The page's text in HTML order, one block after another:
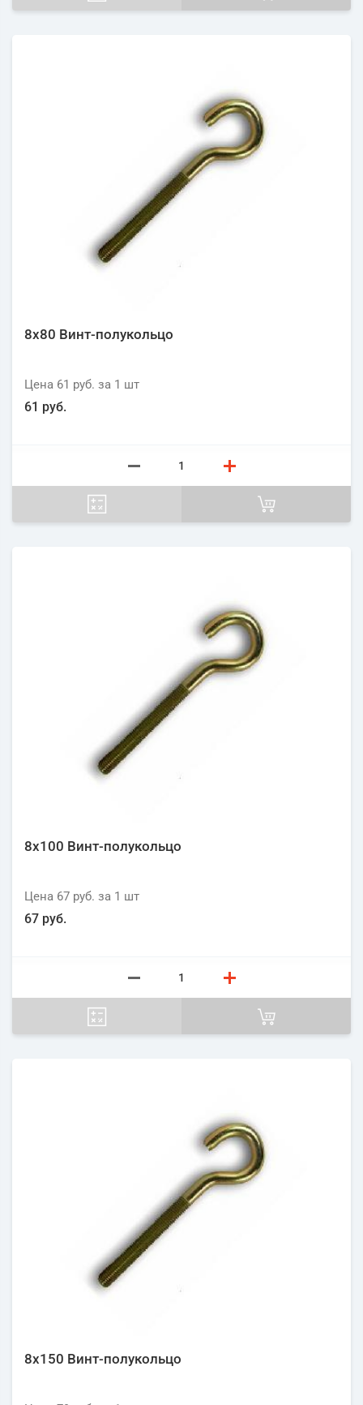
8х80 Винт-полукольцо
Цена 61 руб. за 1 шт
61 руб.
8х100 Винт-полукольцо
Цена 67 руб. за 1 шт
67 руб.
8х150 Винт-полукольцо